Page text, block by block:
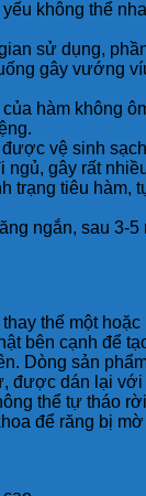
yếu không thể
sử dụng,
gây vướng
của hàm không
vệ sinh
ngủ, gây rất
trạng tiêu hàm,
ngắn, sau 3-
thế một
bên cạnh để
Dòng sản
được dán lại với
thể tự tháo
để răng bị mờ